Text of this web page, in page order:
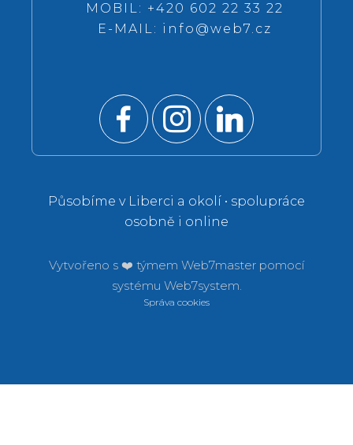
MOBIL: +420 602 22 33 22
E-MAIL: info@web7.cz
Působíme v Liberci a okolí • spolupráce
osobně i online
Vytvořeno s ❤️ týmem Web7master pomocí
systému Web7system.
Správa cookies